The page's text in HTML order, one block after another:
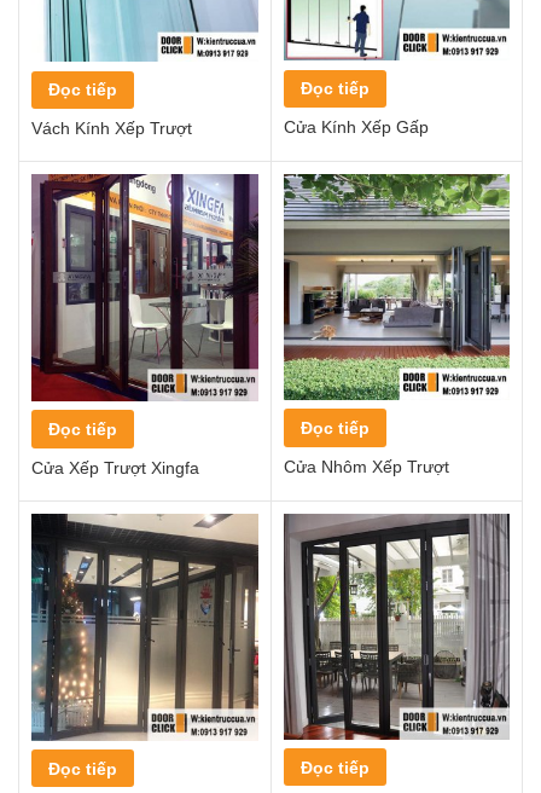
Đọc tiếp
Vách Kính Xếp Trượt
Đọc tiếp
Cửa Kính Xếp Gấp
Đọc tiếp
Cửa Xếp Trượt Xingfa
Đọc tiếp
Cửa Nhôm Xếp Trượt
Đọc tiếp
Đọc tiếp